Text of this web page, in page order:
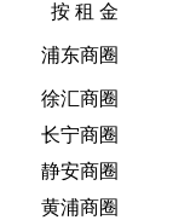
按 租 金
浦东商圈
徐汇商圈
长宁商圈
静安商圈
黄浦商圈